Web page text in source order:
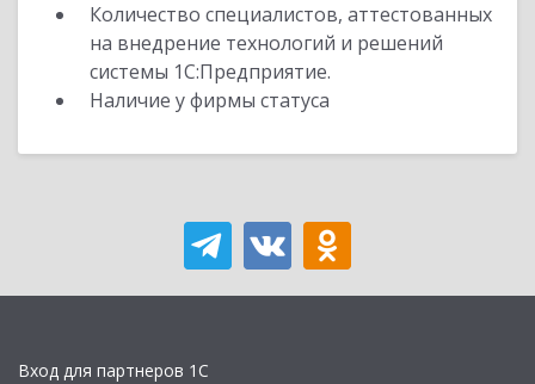
Количество специалистов, аттестованных
на внедрение технологий и решений
системы 1С:Предприятие.
Наличие у фирмы статуса
Вход для партнеров 1С